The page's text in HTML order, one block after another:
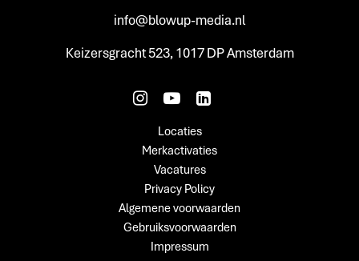
info@blowup-media.nl
Keizersgracht 523, 1017 DP Amsterdam
Locaties
Merkactivaties
Vacatures
Privacy Policy
Algemene voorwaarden
Gebruiksvoorwaarden
Impressum